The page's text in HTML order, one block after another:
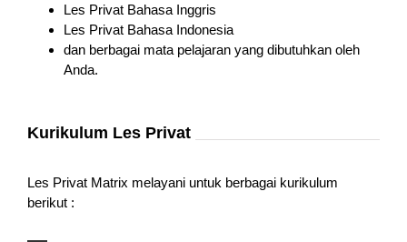
Les Privat Bahasa Inggris
Les Privat Bahasa Indonesia
dan berbagai mata pelajaran yang dibutuhkan oleh
Anda.
Kurikulum Les Privat
Les Privat Matrix melayani untuk berbagai kurikulum
berikut :